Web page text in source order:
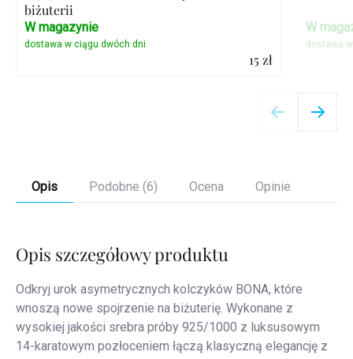
biżuterii
15 zł
W magazynie W
Opis Podobne (6) Ocena Opinie
Opis szczegółowy produktu
Odkryj urok asymetrycznych kolczyków BONA, które
wnoszą nowe spojrzenie na biżuterię. Wykonane z
wysokiej jakości srebra próby 925/1000 z luksusowym
14-karatowym pozłoceniem łączą klasyczną elegancję z